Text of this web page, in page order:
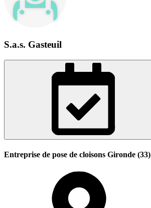
S.a.s. Gasteuil
Entreprise de pose de cloisons Gironde (33)